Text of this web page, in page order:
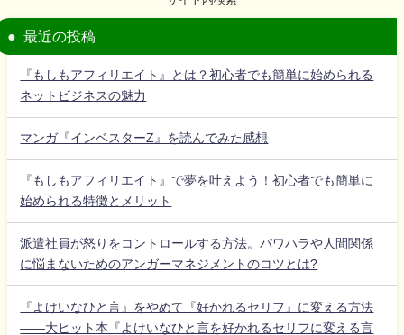
最近の投稿
『もしもアフィリエイト』とは？初心者でも簡単に始められる
ネットビジネスの魅力
マンガ『インベスターZ』を読んでみた感想
『もしもアフィリエイト』で夢を叶えよう！初心者でも簡単に
始められる特徴とメリット
派遣社員が怒りをコントロールする方法。パワハラや人間関係
に悩まないためのアンガーマネジメントのコツとは?
『よけいなひと言』をやめて『好かれるセリフ』に変える方法
――大ヒット本『よけいなひと言を好かれるセリフに変える言